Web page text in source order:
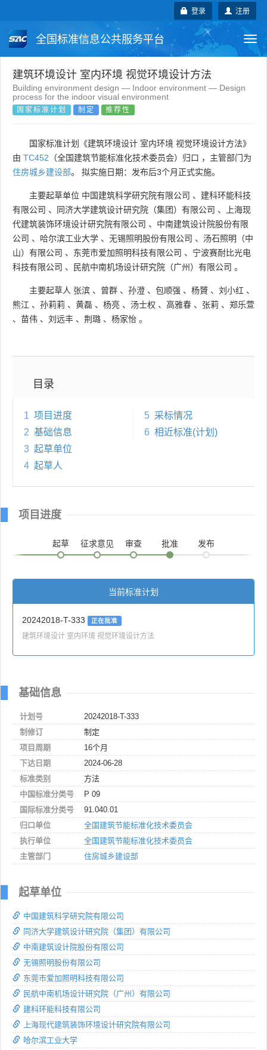
注册
登录
全国标准信息公共服务平台
国家标准 行业标准 地方标准
团体标准 企业标准
建筑环境设计 室内环境 视觉环境设计方法
Building environment design — Indoor environment — Design
process for the indoor visual environment
国家标准计划 制定 推荐性
国家标准计划《建筑环境设计 室内环境 视觉环境设计方法》
由 TC452 （全国建筑节能标准化技术委员会）归口 ，主管部门为
住房城乡建设部。 拟实施日期：发布后3个月正式实施。
主要起草单位 中国建筑科学研究院有限公司 、 建科环能科技
有限公司 、 同济大学建筑设计研究院（集团）有限公司 、
上海现
代建筑装饰环境设计研究院有限公司 、 中南建筑设计院股份有限
公司 、 哈尔滨工业大学 、 无锡照明股份有限公司 、 汤石照明（中
山）有限公司 、 东莞市爱加照明科技有限公司 、 宁波赛耐比光电
科技有限公司 、 民航中南机场设计研究院（广州）有限公司 。
主要起草人 张滨 、 曾群 、 孙澄 、 包顺强 、 杨贇 、 刘小红 、
熊江 、 孙莉莉 、 黄磊 、 杨亮 、 汤士权 、 高雅春 、 张莉 、 郑乐萱
、 苗伟 、 刘远丰 、 荆璐 、 杨家怡 。
目录
1 项目进度
2 基础信息
3 起草单位
4 起草人
5 采标情况
6 相近标准(计划)
项目进度
起草 征求意见 审查 批准 发布
当前标准计划
20242018-T-333 正在批准
建筑环境设计 室内环境 视觉环境设计方法
基础信息
计划号
20242018-T-333
制修订
制定
项目周期
16个月
下达日期
2024-06-28
标准类别
方法
中国标准分类号
P 09
国际标准分类号
91.040.01
归口单位
全国建筑节能标准化技术委员会
执行单位
全国建筑节能标准化技术委员会
主管部门
住房城乡建设部
起草单位
中国建筑科学研究院有限公司
同济大学建筑设计研究院（集团）有限公司
中南建筑设计院股份有限公司
无锡照明股份有限公司
东莞市爱加照明科技有限公司
民航中南机场设计研究院（广州）有限公司
建科环能科技有限公司
上海现代建筑装饰环境设计研究院有限公司
哈尔滨工业大学